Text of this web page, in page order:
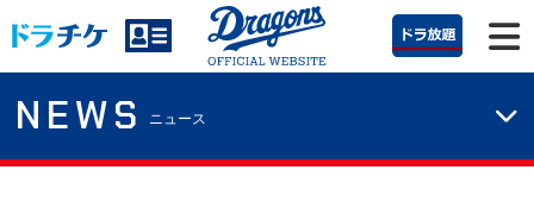
NEWS ニュース